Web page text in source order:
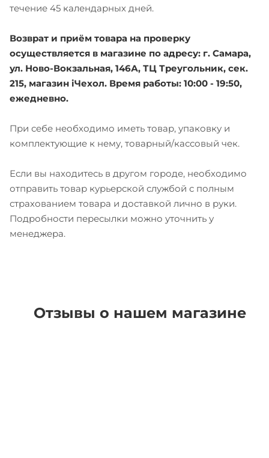
течение 45 календарных дней.
Возврат и приём товара на проверку
осуществляется в магазине по адресу: г. Самара,
ул. Ново-Вокзальная, 146А, ТЦ Треугольник, сек.
215, магазин iЧехол. Время работы: 10:00 - 19:50,
ежедневно.
При себе необходимо иметь товар, упаковку и
комплектующие к нему, товарный/кассовый чек.
Если вы находитесь в другом городе, необходимо
отправить товар курьерской службой с полным
страхованием товара и доставкой лично в руки.
Подробности пересылки можно уточнить у
менеджера.
Отзывы о нашем магазине